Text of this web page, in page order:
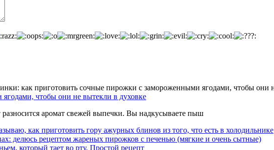
чтобы они не вытекли в духовке
аромат свежей выпечки. Вы надкусываете пыш
как приготовить гору ажурных блинов из того, что есть в холодильнике
делюсь рецептом жареных пирожков с печенью (мягкие и очень сытные)
который тает во рту. Простой рецепт